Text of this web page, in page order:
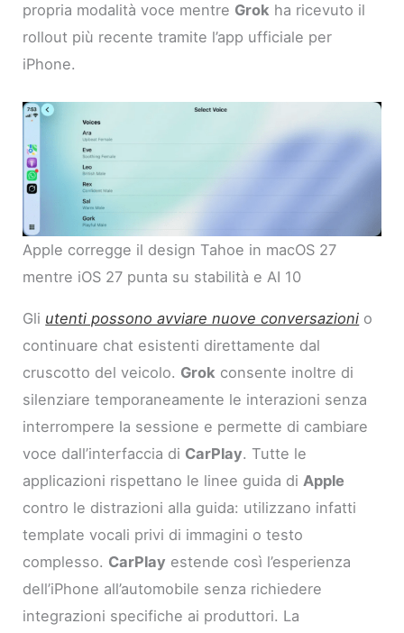
propria modalità voce mentre Grok ha ricevuto il
rollout più recente tramite l’app ufficiale per
iPhone.
Apple corregge il design Tahoe in macOS 27
mentre iOS 27 punta su stabilità e AI 10
Gli utenti possono avviare nuove conversazioni o
continuare chat esistenti direttamente dal
cruscotto del veicolo. Grok consente inoltre di
silenziare temporaneamente le interazioni senza
interrompere la sessione e permette di cambiare
voce dall’interfaccia di CarPlay. Tutte le
applicazioni rispettano le linee guida diApple
contro le distrazioni alla guida: utilizzano infatti
template vocali privi di immagini o testo
complesso. CarPlay estende così l’esperienza
dell’iPhone all’automobile senza richiedere
integrazioni specifiche ai produttori. La